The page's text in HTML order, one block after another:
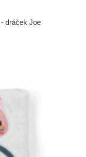
dráček Joe